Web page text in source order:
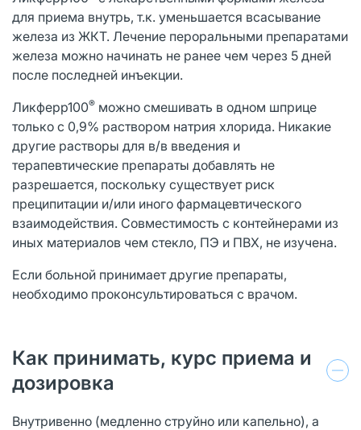
для приема внутрь, т.к. уменьшается всасывание
железа из ЖКТ. Лечение пероральными препаратами
железа можно начинать не ранее чем через 5 дней
после последней инъекции.
Ликферр100® можно смешивать в одном шприце
только с 0,9% раствором натрия хлорида. Никакие
другие растворы для в/в введения и
терапевтические препараты добавлять не
разрешается, поскольку существует риск
преципитации и/или иного фармацевтического
взаимодействия. Совместимость с контейнерами из
иных материалов чем стекло, ПЭ и ПВХ, не изучена.
Если больной принимает другие препараты,
необходимо проконсультироваться с врачом.
Как принимать, курс приема и
дозировка
Внутривенно (медленно струйно или капельно), а